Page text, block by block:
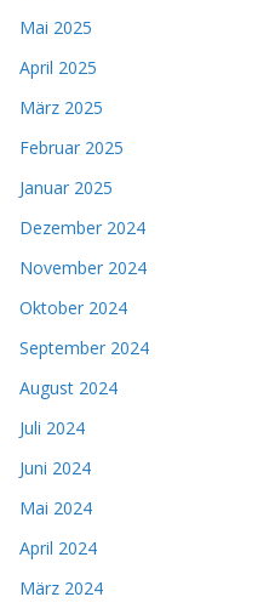
Mai 2025
April 2025
März 2025
Februar 2025
Januar 2025
Dezember 2024
November 2024
Oktober 2024
September 2024
August 2024
Juli 2024
Juni 2024
Mai 2024
April 2024
März 2024